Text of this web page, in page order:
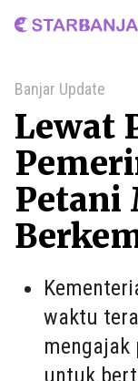
Home
Banjar Update
Lewat
Petani
waktu
mengajak
untuk